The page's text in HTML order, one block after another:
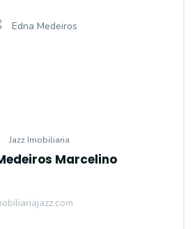
Jazz Imobiliaria
Marcelino